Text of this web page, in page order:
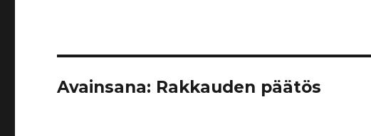
Avainsana: Rakkauden päätös